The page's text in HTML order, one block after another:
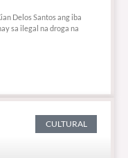
Delos Santos ang iba
sa ilegal na droga na
CULTURAL